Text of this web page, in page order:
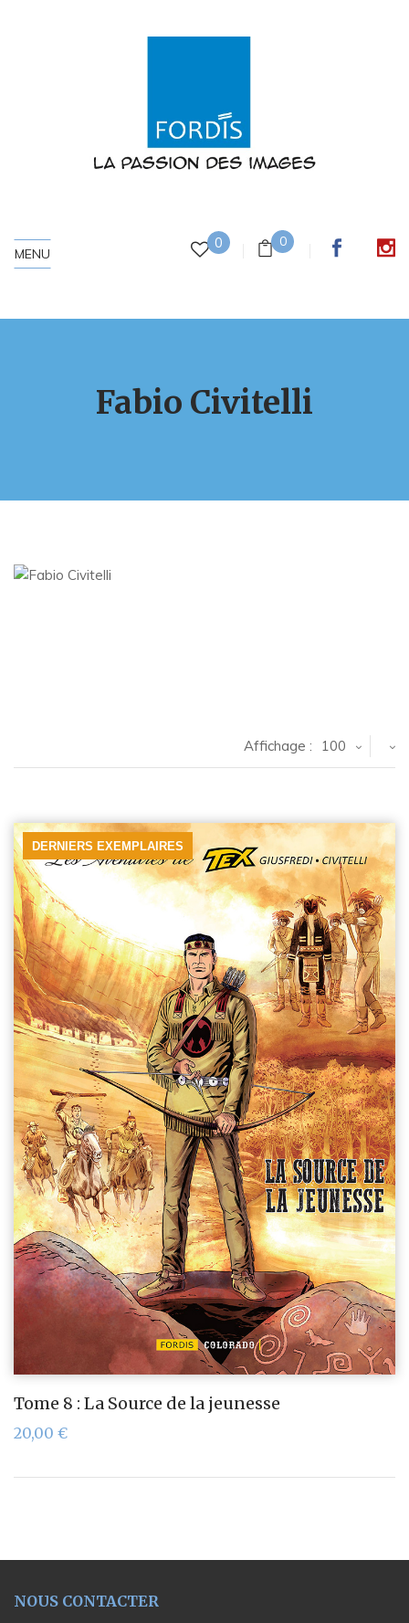
0 0
MENU
Fabio Civitelli
Affichage : 100
DERNIERS EXEMPLAIRES
Tome 8 : La Source de la jeunesse
20,00 €
NOUS CONTACTER